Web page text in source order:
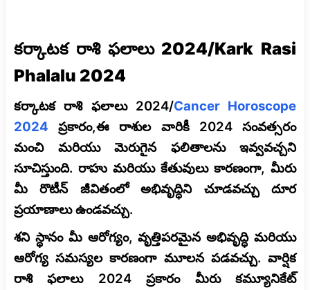
కర్కాటక రాశి ఫలాలు 2024/Kark Rasi
Phalalu 2024
కర్కాటక రాశి ఫలాలు 2024/Cancer Horoscope
2024 ప్రకారం,ఈ రాశుల వారికీ 2024 సంవత్సరం
మంచి మరియు మెరుగైన ఫలితాలను ఇవ్వవచ్చని
సూచిస్తుంది. రాహు మరియు కేతువులు కారణంగా, మీరు
మీ రొటీన్ జీవితంలో అభివృద్ధిని చూడవచ్చు దూర
ప్రయాణాలు ఉండవచ్చు.
శని స్థానం మీ ఆరోగ్యం, వృత్తిపరమైన అభివృద్ధి మరియు
ఆరోగ్య సమస్యల కారణంగా మూలన పడవచ్చు. వార్షిక
రాశి ఫలాలు 2024 ప్రకారం మీరు కమ్యూనికేట్